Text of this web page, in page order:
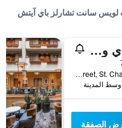
لويس سانت تشارلز باي آيتش
سوبر 8 باي ويندام سانت تشارلز
3040 West Clay Street, St. Charles, MO, الولايات المتحدة الأميريكية
الصفقة